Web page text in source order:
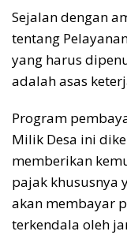
Sejalan dengan
tentang
yang harus
adalah asas
Program
Milik Desa ini
memberikan
pajak khususnya
akan membayar
terkendala oleh